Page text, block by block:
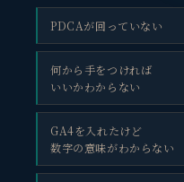
PDCAが回っていない
何から手をつければ
いいかわからない
GA4を入れたけど
数字の意味がわからない